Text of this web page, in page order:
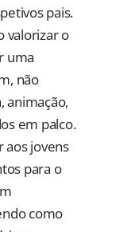
pais.
valorizar o
uma
não
animação,
em palco.
aos jovens
para o
como